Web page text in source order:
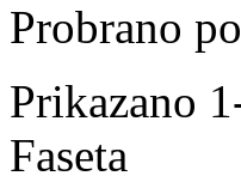
Probrano
Prikazano
Faseta